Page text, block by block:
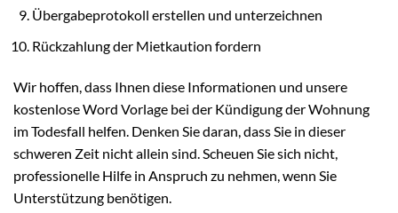
Übergabeprotokoll erstellen und unterzeichnen
Rückzahlung der Mietkaution fordern
Wir hoffen, dass Ihnen diese Informationen und unsere
kostenlose Word Vorlage bei der Kündigung der Wohnung
im Todesfall helfen. Denken Sie daran, dass Sie in dieser
schweren Zeit nicht allein sind. Scheuen Sie sich nicht,
professionelle Hilfe in Anspruch zu nehmen, wenn Sie
Unterstützung benötigen.